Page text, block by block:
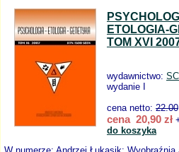
ETOLOGIA-
TOM XVI
wydawnictwo:
wydanie I
cena netto: 22.00
cena 20,90 zł
do koszyka